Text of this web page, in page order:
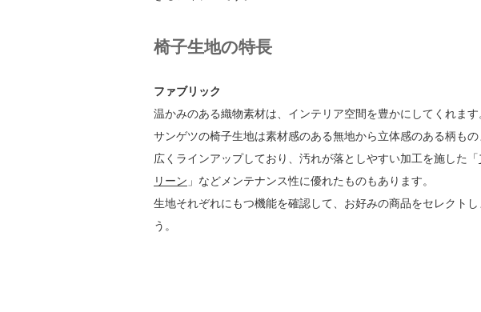
椅子生地の特長
ファブリック
温かみのある織物素材は、インテリア空間を豊かにしてくれます
サンゲツの椅子生地は素材感のある無地から立体感のある柄も
広くラインアップしており、汚れが落としやすい加工を施した「
リーン 」などメンテナンス性に優れたものもあります。
生地それぞれにもつ機能を確認して、お好みの商品をセレクトし
う。